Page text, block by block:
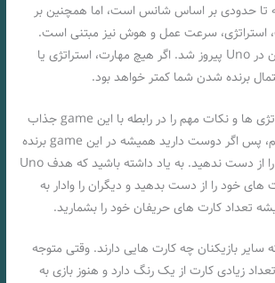
تا حدودی بر اساس شانس است، اما همچنین بر
استراتژی، سرعت عمل و هوش نیز مبتنی است.
تنها با شانس نمی توان در Uno پیروز شد. اگر هیچ مهارت، استراتژی یا
برنده شدن شما کمتر خواهد بود.
در ادامه برخی از استراتژی ها و نکات مهم را در رابطه با این game جذاب
برای شما شرح داده ایم، پس اگر دوست دارید همیشه در این game برنده
باشید، ادامه این متن را از دست ندهید. به یاد داشته باشید که هدف Uno
خود را از دست بدهید و دیگران را وادار به
تعداد کارت های حریفان خود را بشمارید.
بازیکنان چه کارت هایی دارند. وقتی متوجه
زیادی کارت از یک رنگ دارد و هنوز بازی به